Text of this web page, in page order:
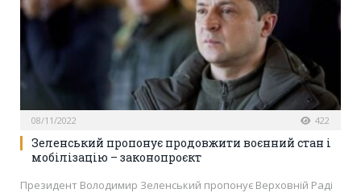
08/11/2022 422
Зеленський пропонує продовжити воєнний стан і
мобілізацію – законопроєкт
Президент Володимир Зеленський пропонує Верховній Раді